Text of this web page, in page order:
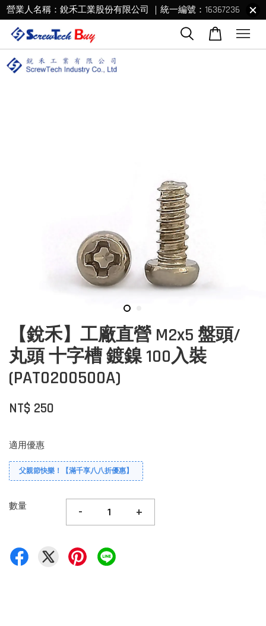
營業人名稱：銳禾工業股份有限公司 ｜統一編號：16367236
【銳禾】工廠直營 M2x5 盤頭/
丸頭 十字槽 鍍鎳 100入裝
(PAT0200500A)
NT$ 250
適用優惠
父親節快樂！【滿千享八八折優惠】
數量 - +